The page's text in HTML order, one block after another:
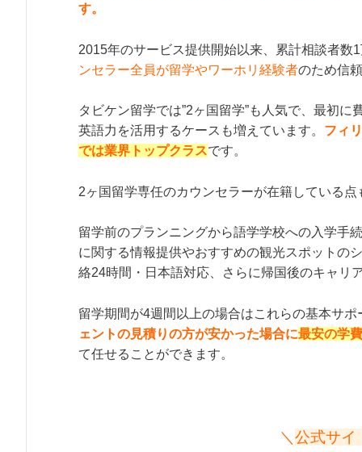
す。
2015年のサービス提供開始以来、累計相談者
ンセラー全員が留学やワーホリ経験者のため信
タビケン留学では”2ヶ国留学”も人気で、最初
英語力を活用するケースも増えています。 フィ
では業界トップクラスです。
2ヶ国留学専任のカウンセラーが在籍している
留学前のプランニングから語学学校への入学手
に関する情報提供やおすすめの観光スポットの
絡24時間・日本語対応、さらに帰国後のキャリ
留学期間が4週間以上の場合はこれらの基本サ
ェントの見積りの方が安かった場合に最安の学
て任せることができます。
＼ 公式サイ